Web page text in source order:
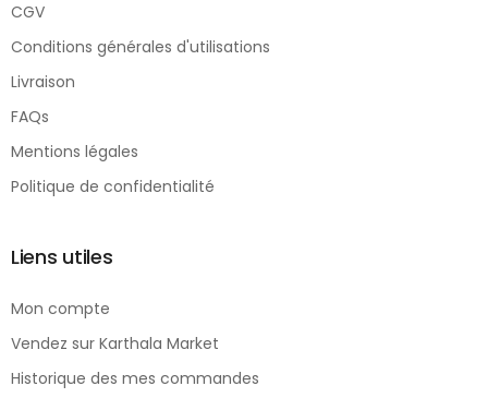
CGV
Conditions générales d'utilisations
Livraison
FAQs
Mentions légales
Politique de confidentialité
Liens utiles
Mon compte
Vendez sur Karthala Market
Historique des mes commandes